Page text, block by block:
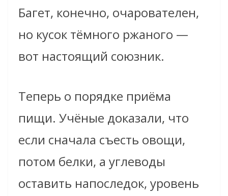
Багет, конечно, очарователен,
но кусок тёмного ржаного —
вот настоящий союзник.
Теперь о порядке приёма
пищи. Учёные доказали, что
если сначала съесть овощи,
потом белки, а углеводы
оставить напоследок, уровень